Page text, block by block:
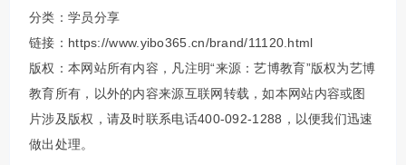
分类： 学员分享
链接：https://www.yibo365.cn/brand/11120.html
版权：本网站所有内容，凡注明“来源：艺博教育”版权为艺博
教育所有，以外的内容来源互联网转载，如本网站内容或图
片涉及版权，请及时联系电话400-092-1288，以便我们迅速
做出处理。